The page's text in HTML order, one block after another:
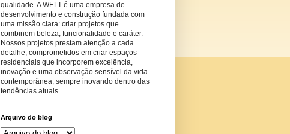
qualidade. A WELT é uma empresa de
desenvolvimento e construção fundada com
uma missão clara: criar projetos que
combinem beleza, funcionalidade e caráter.
Nossos projetos prestam atenção a cada
detalhe, comprometidos em criar espaços
residenciais que incorporem excelência,
inovação e uma observação sensível da vida
contemporânea, sempre inovando dentro das
tendências atuais.
Arquivo do blog